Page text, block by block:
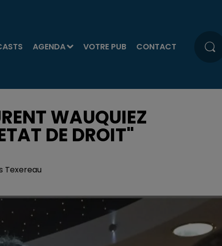
AGENDA VOTRE PUB CONTACT
WAUQUIEZ
DE DROIT"
Texereau